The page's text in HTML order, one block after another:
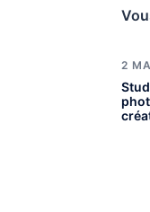
2